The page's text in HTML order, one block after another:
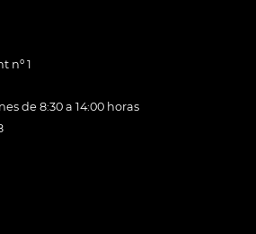
nº 1
de 8:30 a 14:00 horas